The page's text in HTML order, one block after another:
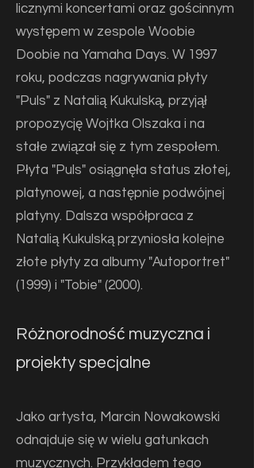
licznymi koncertami oraz gościnnym
występem w zespole Woobie
Doobie na Yamaha Days. W 1997
roku, podczas nagrywania płyty
"Puls" z Natalią Kukulską, przyjął
propozycję Wojtka Olszaka i na
stałe związał się z tym zespołem.
Płyta "Puls" osiągnęła status złotej,
platynowej, a następnie podwójnej
platyny. Dalsza współpraca z
Natalią Kukulską przyniosła kolejne
złote płyty za albumy "Autoportret"
(1999) i "Tobie" (2000).
Różnorodność muzyczna i
projekty specjalne
Jako artysta, Marcin Nowakowski
odnajduje się w wielu gatunkach
muzycznych. Przykładem tego